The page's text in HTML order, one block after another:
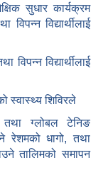
सुधार कार्यक्रम
विद्यार्थीलाई
विद्यार्थीलाई
स्वास्थ्य शिविरले
तथा ग्लोबल टेनिङ
रेशमको धागो, तथा
तालिमको समापन